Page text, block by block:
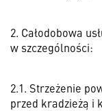
2. Całodobowa
w szczególności:
2.1. Strzeżenie
przed kradzieżą i